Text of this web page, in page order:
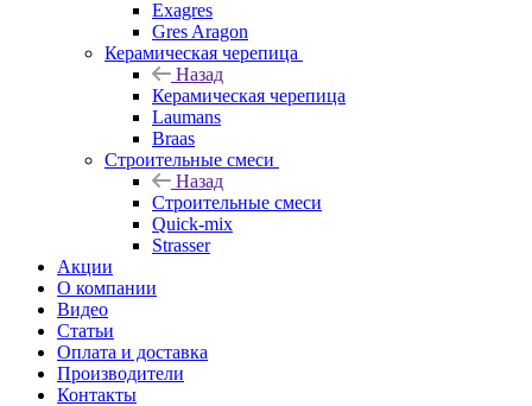
Exagres
Gres Aragon
Керамическая черепица
Назад
Керамическая черепица
Laumans
Braas
Строительные смеси
Назад
Строительные смеси
Quick-mix
Strasser
Акции
О компании
Видео
Статьи
Оплата и доставка
Производители
Контакты